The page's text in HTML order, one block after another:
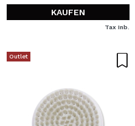
KAUFEN
Tax Inb.
Outlet